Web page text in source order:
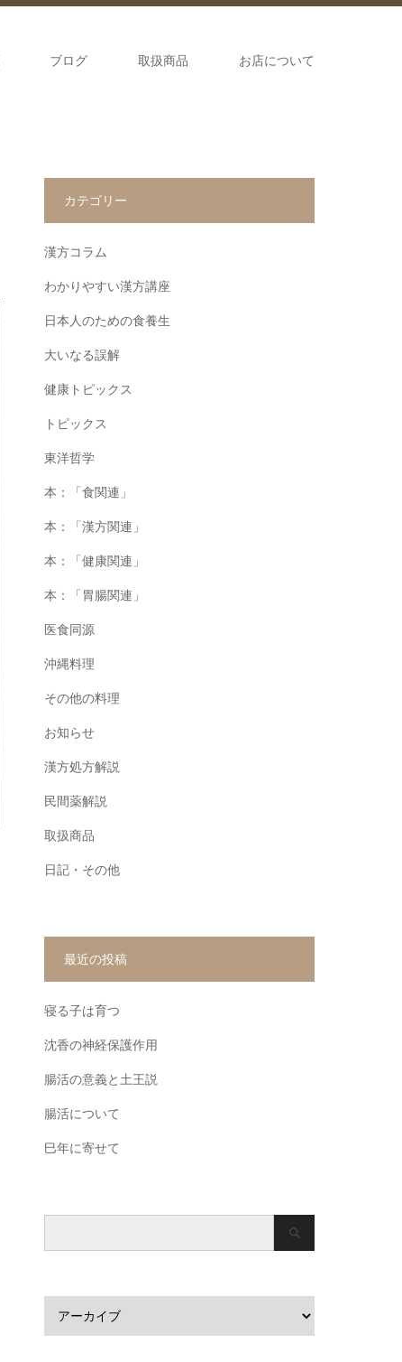
ブログ 取扱商品 お店について
カテゴリー
漢方コラム
わかりやすい漢方講座
日本人のための食養生
大いなる誤解
健康トピックス
トピックス
東洋哲学
本：「食関連」
本：「漢方関連」
本：「健康関連」
本：「胃腸関連」
医食同源
沖縄料理
その他の料理
お知らせ
漢方処方解説
民間薬解説
取扱商品
日記・その他
最近の投稿
寝る子は育つ
沈香の神経保護作用
腸活の意義と土王説
腸活について
巳年に寄せて